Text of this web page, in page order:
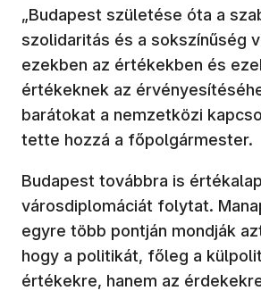
„Budapest születése óta a
szolidaritás és a sokszínűség
ezekben az értékekben és
értékeknek az
barátokat a nemzetközi
tette hozzá a főpolgármester.
Budapest továbbra is
városdiplomáciát folytat.
egyre több pontján mondják
hogy a politikát, főleg a
értékekre, hanem az